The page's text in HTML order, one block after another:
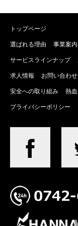
トップページ
選ばれる理由 事業案内
サービスラインナップ
求人情報 お問い合わせ
安全への取り組み 熱
プライバシーポリシー